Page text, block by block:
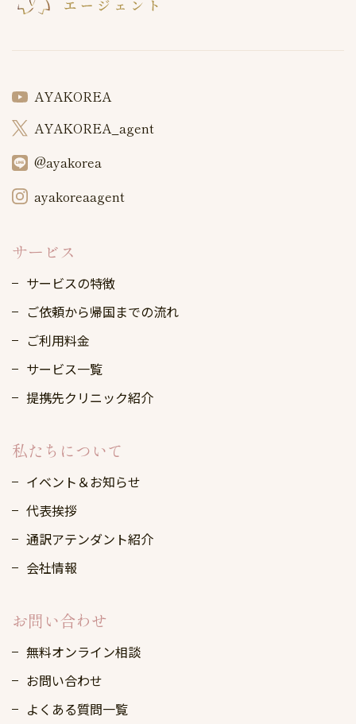
AYAKOREA
AYAKOREA_agent
@ayakorea
ayakoreaagent
サービス
サービスの特徴
ご依頼から帰国までの流れ
ご利用料金
サービス一覧
提携先クリニック紹介
私たちについて
イベント＆お知らせ
代表挨拶
通訳アテンダント紹介
会社情報
お問い合わせ
無料オンライン相談
お問い合わせ
よくある質問一覧